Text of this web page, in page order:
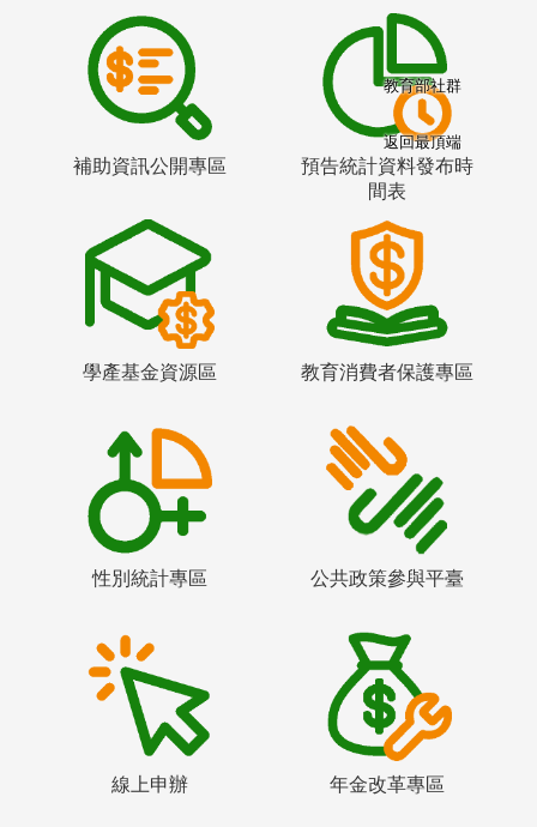
補助資訊公開專區
預告統計資料發布時
間表
學產基金資源區 教育消費者保護專區
性別統計專區 公共政策參與平臺
線上申辦 年金改革專區
教育部社群
返回最頂端